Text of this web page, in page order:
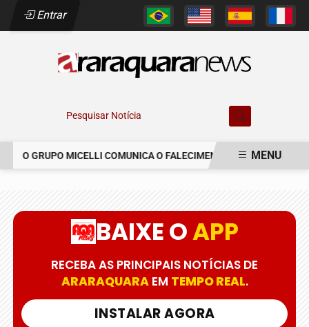
Entrar
Pesquisar Notícia
O GRUPO MICELLI COMUNICA O FALECIMENTO DO SR. MARCELO
MENU
BAIXE OAPP
RECEBA AS PRINCIPAIS NOTÍCIAS DE
ARARAQUARAEM TEMPO REAL.
INSTALAR AGORA